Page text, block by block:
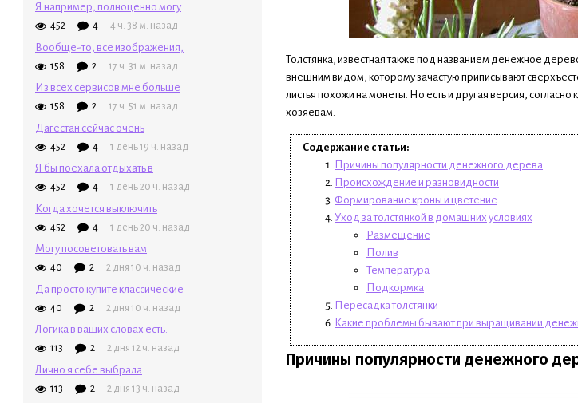
Я например, полноценно могу
452 4 4 ч. 38 м. назад
Вообще-то, все изображения,
158 2 17 ч. 31 м. назад
Из всех сервисов мне больше
158 2 17 ч. 51 м. назад
Дагестан сейчас очень
452 4 1 день 19 ч. назад
Я бы поехала отдыхать в
452 4 1 день 20 ч. назад
Когда хочется выключить
452 4 1 день 20 ч. назад
Могу посоветовать вам
40 2 2 дня 10 ч. назад
Да просто купите классические
40 2 2 дня 10 ч. назад
Логика в ваших словах есть.
113 2 2 дня 12 ч. назад
Лично я себе выбрала
113 2 2 дня 13 ч. назад
Толстянка, известная также под названием денежное
внешним видом, которому зачастую приписывают
листья похожи на монеты. Но есть и другая версия,
хозяевам.
Содержание статьи:
Причины популярности денежного дерева
Происхождение и разновидности
Формирование кроны и цветение
Уход за толстянкой в домашних условиях
Размещение
Полив
Температура
Подкормка
Пересадка толстянки
Какие проблемы бывают при выращивании
Причины популярности денежного